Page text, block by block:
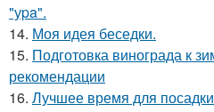
"уpa".
14. Моя идея беседки.
15. Подготовка винограда к
рекомендации
16. Лучшее время для